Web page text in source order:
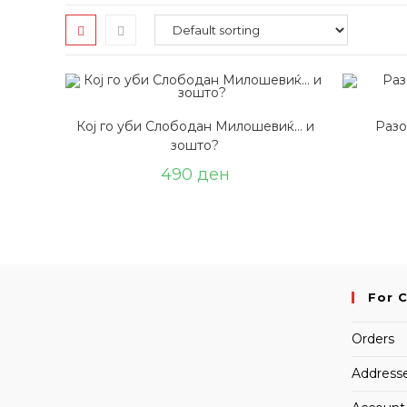
Кој го уби Слободан Милошевиќ… и
зошто?
490 ден
For
Orders